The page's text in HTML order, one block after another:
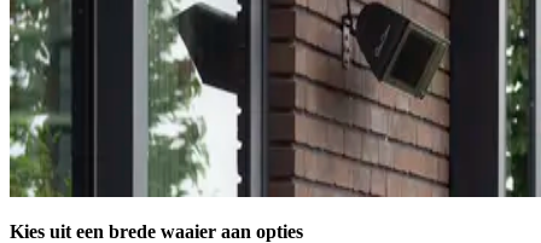
Kies uit een brede waaier aan opties